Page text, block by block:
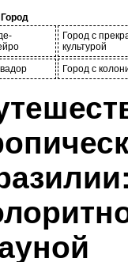
Город
Город с
культурой
Город с